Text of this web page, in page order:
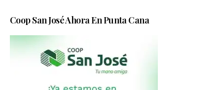
Coop San José Ahora En Punta Cana